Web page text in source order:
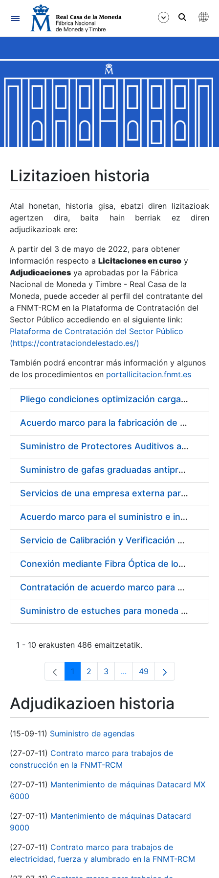
Nabigazioa
Erakutsi/Ezkutatu
Erakutsi/Ezkutatu
Erakutsi/Ezkutatu
Erakutsi/Ezkutatu
Erakutsi/Ezkutatu
Erakutsi/Ezkutatu
Erakutsi/Ezkutatu
Erakutsi/Ezkutatu
Lizitazioen historia
Atal honetan, historia gisa, ebatzi diren lizitazioak
agertzen dira, baita hain berriak ez diren
adjudikazioak ere:
A partir del 3 de mayo de 2022, para obtener
información respecto a Licitaciones en curso y
Adjudicaciones ya aprobadas por la Fábrica
Nacional de Moneda y Timbre - Real Casa de la
Moneda, puede acceder al perfil del contratante del
a FNMT-RCM en la Plataforma de Contratación del
Sector Público accediendo en el siguiente link:
Plataforma de Contratación del Sector Público
(https://contrataciondelestado.es/)
También podrá encontrar más información y algunos
de los procedimientos en portallicitacion.fnmt.es
Pliego condiciones optimización cargas compras firmado
Acuerdo marco para la fabricación de piezas
Suministro de Protectores Auditivos a medida para las personas trabajadoras de los Centros de Trabajo de Madrid y Burgos
Suministro de gafas graduadas antiproyecciones para los trabajadores de la FNMT-RCM en los centros de trabajo de Madrid y Burgos
Servicios de una empresa externa para el asesoramiento y resolución de los recursos de alzada que se presentan relacionados con procesos de selección para la FNMT-RCM
Acuerdo marco para el suministro e instalación de persianas, estores y otros complementos
Servicio de Calibración y Verificación Externa de los Equipos de Medición del Servicio de Prevención de la FNMT-RCM
Conexión mediante Fibra Óptica de los Centros de Proceso de Datos (CPDs) de las sedes de la FNMT-RCM de Burgos y Madrid
Contratación de acuerdo marco para el Suministro de Material de Electricidad para la Fábrica Nacional de Moneda y Timbre-Real Casa de la Moneda en su centro de trabajo de Burgos
Suministro de estuches para moneda de 30 €
1 - 10 erakusten 486 emaitzetatik.
Orrialdea
1 Orrialdea
2 Orrialdea
3 ...Intermediate Pages Use
Orrialdea
49
Adjudikazioen historia
(15-09-11) Suministro de agendas
(27-07-11) Contrato marco para trabajos de
construcción en la FNMT-RCM
(27-07-11) Mantenimiento de máquinas Datacard MX
6000
(27-07-11) Mantenimiento de máquinas Datacard
9000
(27-07-11) Contrato marco para trabajos de
electricidad, fuerza y alumbrado en la FNMT-RCM